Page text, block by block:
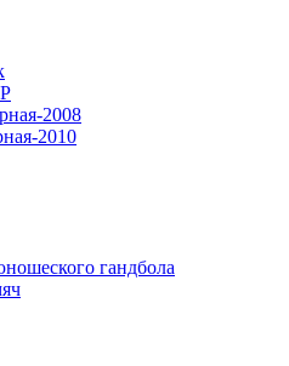
2008
2010
гандбола